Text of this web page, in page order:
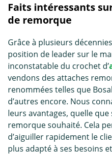
Faits intéressants
de remorque
Grâce à plusieurs
position de leader sur le
inconstatable du crochet d’
vendons des attaches
renommées telles que
d’autres encore. Nous
leurs avantages, quelle que
remorquesouhaité. Cela
d’aiguiller rapidement le
plus adapté à ses besoins